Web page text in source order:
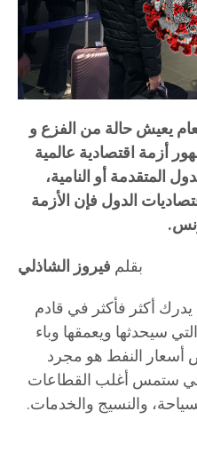
يعيش حالة من الفزع و
أزمة اقتصادية عالمية
المتقدمة أو النامية،
الدول فإن الأزمة
بقلم فيروز الشاذلي
أكثر فأكثر في قادم
سيحدثها ويعمقها وباء
أسعار النفط هو مجرد
ستمس أغلب القطاعات
والنسيج والخدمات.